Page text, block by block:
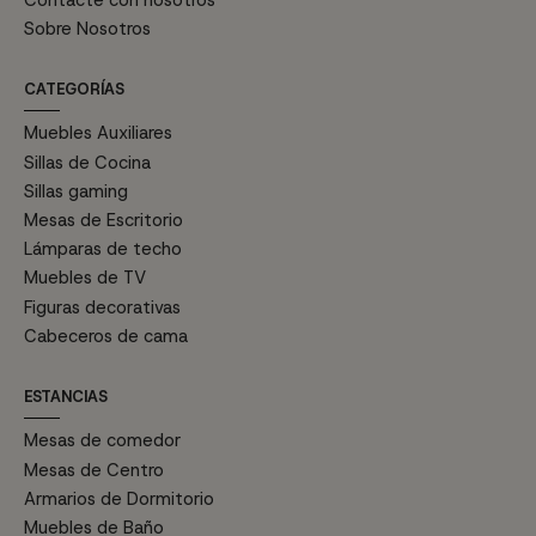
Sobre Nosotros
CATEGORÍAS
Muebles Auxiliares
Sillas de Cocina
Sillas gaming
Mesas de Escritorio
Lámparas de techo
Muebles de TV
Figuras decorativas
Cabeceros de cama
ESTANCIAS
Mesas de comedor
Mesas de Centro
Armarios de Dormitorio
Muebles de Baño